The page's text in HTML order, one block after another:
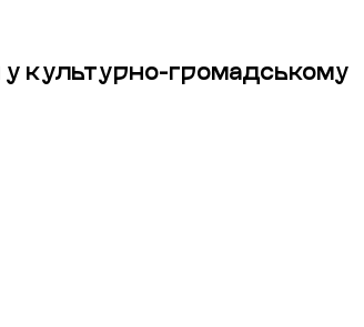
культурно-громадському